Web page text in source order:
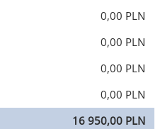
0,00 PLN
0,00 PLN
0,00 PLN
0,00 PLN
16 950,00 PLN